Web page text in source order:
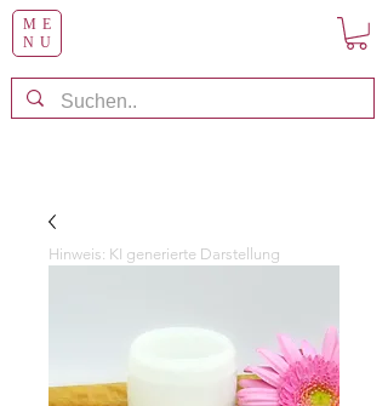
ME
NU
Hinweis: KI generierte Darstellung